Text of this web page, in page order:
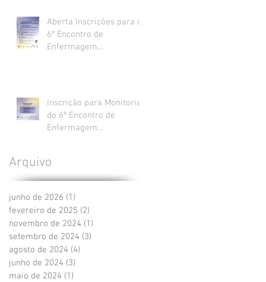
Aberta Inscrições para o
6º Encontro de
Enfermagem
Gerontológica UERJ
Inscrição para Monitoria
do 6º Encontro de
Enfermagem
Enfermagem
Gerontológica UERJ
Arquivo
junho de 2026 (1)
fevereiro de 2025 (2)
novembro de 2024 (1)
setembro de 2024 (3)
agosto de 2024 (4)
junho de 2024 (3)
maio de 2024 (1)